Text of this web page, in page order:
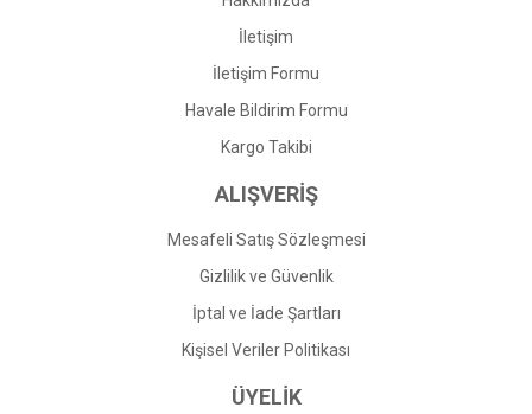
Gönder
İletişim
İletişim Formu
Havale Bildirim Formu
Kargo Takibi
ALIŞVERİŞ
Mesafeli Satış Sözleşmesi
Gizlilik ve Güvenlik
İptal ve İade Şartları
Kişisel Veriler Politikası
ÜYELİK